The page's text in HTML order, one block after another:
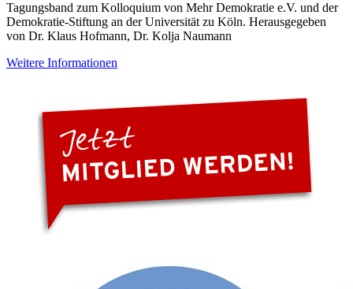
Tagungsband zum Kolloquium von Mehr Demokratie e.V. und der
Demokratie-Stiftung an der Universität zu Köln. Herausgegeben
von Dr. Klaus Hofmann, Dr. Kolja Naumann
Weitere Informationen